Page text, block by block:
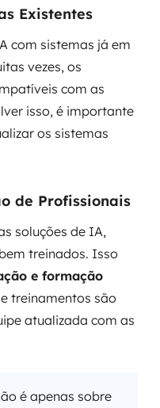
Existentes
com sistemas já em
vezes, os
com as
isso, é importante
os sistemas
de Profissionais
soluções de IA,
treinados. Isso
e formação
treinamentos são
atualizada com as
é apenas sobre